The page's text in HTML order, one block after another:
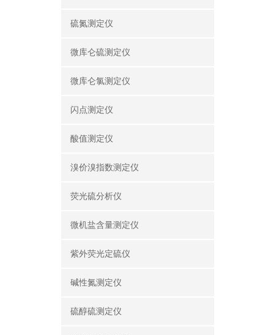
硫氮测定仪
微库仑硫测定仪
微库仑氯测定仪
闪点测定仪
酸值测定仪
溴价溴指数测定仪
荧光硫分析仪
微机盐含量测定仪
紫外荧光定硫仪
碱性氮测定仪
硫醇硫测定仪